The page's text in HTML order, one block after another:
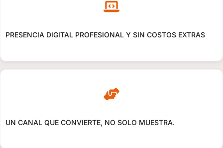
PRESENCIA DIGITAL PROFESIONAL Y SIN COSTOS EXTRAS
UN CANAL QUE CONVIERTE, NO SOLO MUESTRA.